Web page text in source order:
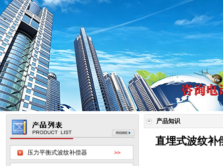
压力平衡式波纹补偿器
产品知识
直埋式波纹补